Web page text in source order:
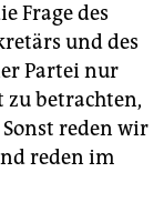
Frage des
und des
Partei nur
zu betrachten,
reden wir
reden im